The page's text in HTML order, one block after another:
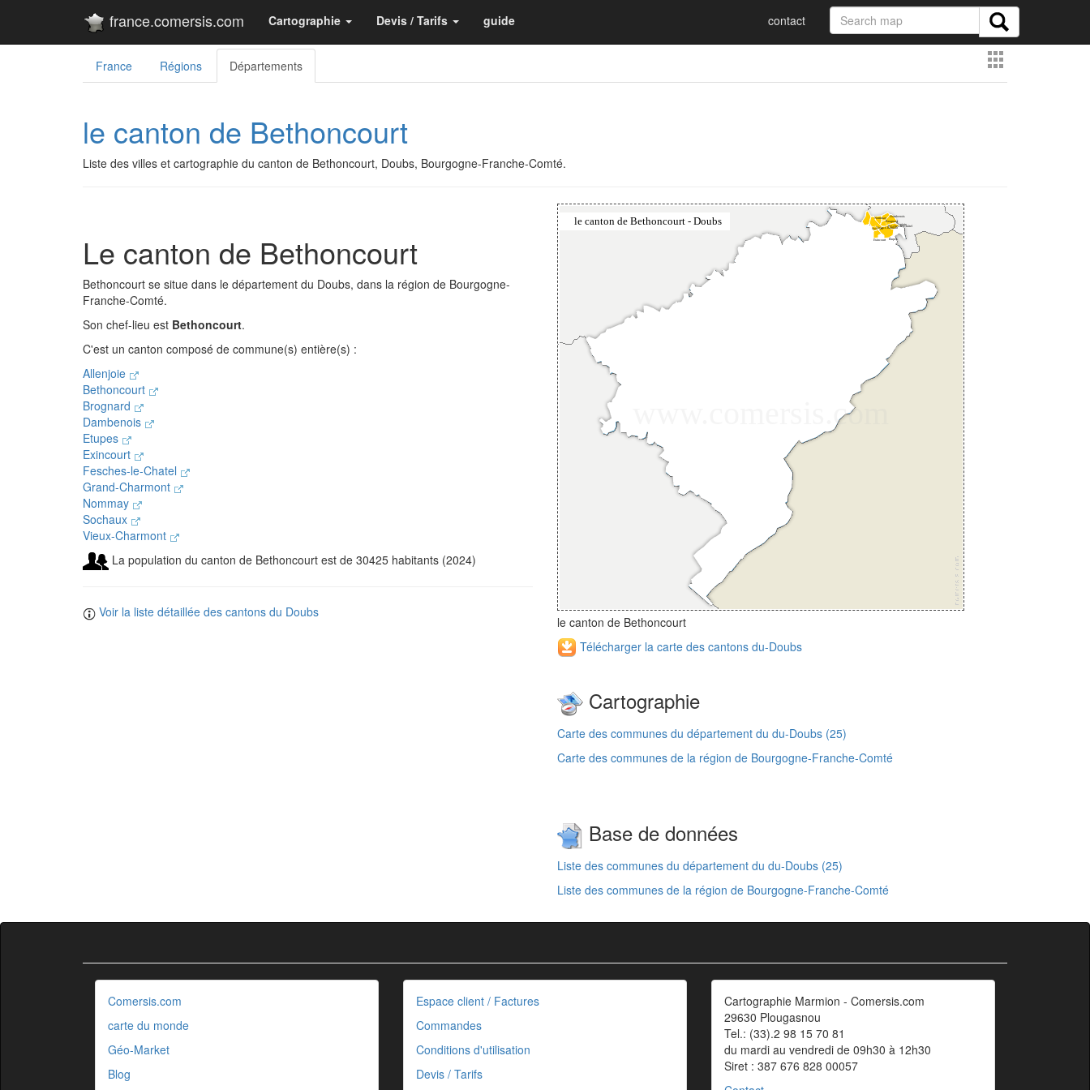
france.comersis.com Cartographie Devis / Tarifs guide contact
France Régions Départements
le canton de Bethoncourt
Liste des villes et cartographie du canton de Bethoncourt, Doubs, Bourgogne-Franche-Comté.
Le canton de Bethoncourt
Bethoncourt se situe dans le département du Doubs, dans la région de Bourgogne-
Franche-Comté.
Son chef-lieu est Bethoncourt.
C'est un canton composé de commune(s) entière(s) :
Allenjoie
Bethoncourt
Brognard
Dambenois
Etupes
Exincourt
Fesches-le-Chatel
Grand-Charmont
Nommay
Sochaux
Vieux-Charmont
La population du canton de Bethoncourt est de 30425 habitants (2024)
Voir la liste détaillée des cantons du Doubs
le canton de Bethoncourt
Télécharger la carte des cantons du-Doubs
Cartographie
Carte des communes du département du du-Doubs (25)
Carte des communes de la région de Bourgogne-Franche-Comté
Base de données
Liste des communes du département du du-Doubs (25)
Liste des communes de la région de Bourgogne-Franche-Comté
Comersis.com
carte du monde
Géo-Market
Blog
Espace client / Factures
Commandes
Conditions d'utilisation
Devis / Tarifs
Cartographie Marmion - Comersis.com
29630 Plougasnou
Tel.: (33).2 98 15 70 81
du mardi au vendredi de 09h30 à 12h30
Siret : 387 676 828 00057